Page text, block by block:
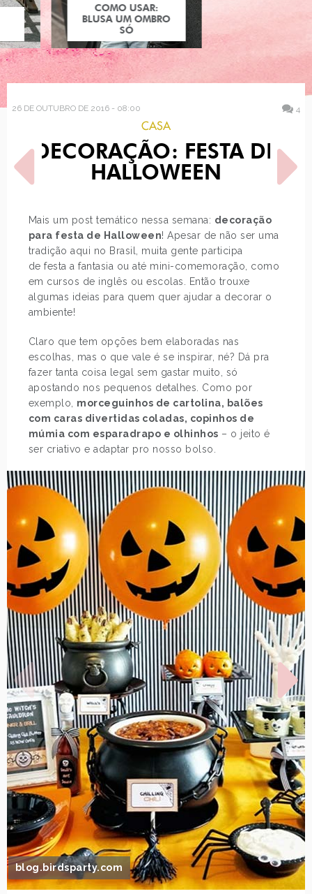
COMO USAR:
BLUSA UM OMBRO
COMO USAR: TWIN
26 DE OUTUBRO DE 2016 - 08:00 4
CASA
DECORAÇÃO: FESTA DE
HALLOWEEN
Mais um post temático nessa semana: decoração
para festa de Halloween! Apesar de não ser uma
tradição aqui no Brasil, muita gente participa
de festa a fantasia ou até mini-comemoração, como
em cursos de inglês ou escolas. Então trouxe
algumas ideias para quem quer ajudar a decorar o
ambiente!
Claro que tem opções bem elaboradas nas
escolhas, mas o que vale é se inspirar, né? Dá pra
fazer tanta coisa legal sem gastar muito, só
apostando nos pequenos detalhes. Como por
exemplo, morceguinhos de cartolina, balões
com caras divertidas coladas, copinhos de
múmia com esparadrapo e olhinhos – o jeito é
ser criativo e adaptar pro nosso bolso.
blog.birdsparty.com
POST ANTERIOR
TAG - HALLOWEEN
ASSUSTADOR
PRÓXIMO POST
OS MELHORES PRODUTOS
O BOTICÁRIO NO
MERCADO LIVRE